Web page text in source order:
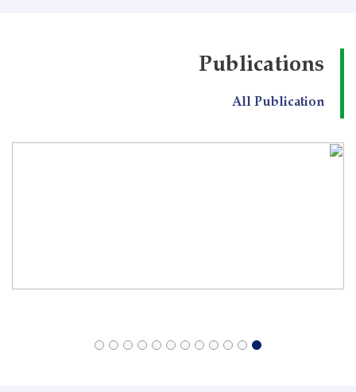
Publications
All Publication